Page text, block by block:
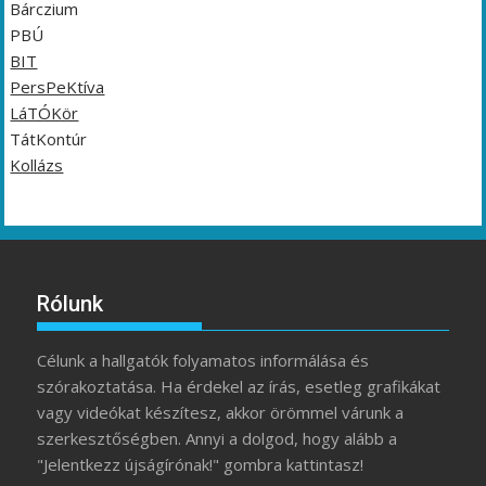
Bárczium
PBÚ
BIT
PersPeKtíva
LáTÓKör
TátKontúr
Kollázs
Rólunk
Célunk a hallgatók folyamatos informálása és
szórakoztatása. Ha érdekel az írás, esetleg grafikákat
vagy videókat készítesz, akkor örömmel várunk a
szerkesztőségben. Annyi a dolgod, hogy alább a
"Jelentkezz újságírónak!" gombra kattintasz!